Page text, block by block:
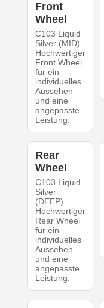
Front
Wheel
C103 Liquid
Silver (MID)
Hochwertiger
Front Wheel
für ein
individuelles
Aussehen
und eine
angepasste
Leistung.
Rear
Wheel
C103 Liquid
Silver
(DEEP)
Hochwertiger
Rear Wheel
für ein
individuelles
Aussehen
und eine
angepasste
Leistung.